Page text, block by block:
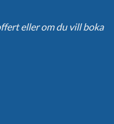
eller om du vill boka